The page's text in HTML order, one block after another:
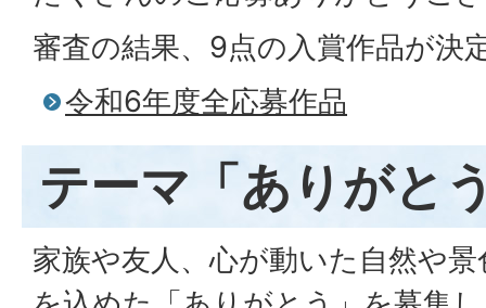
審査の結果、9点の入賞作品が決
令和6年度全応募作品
テーマ「ありがと
家族や友人、心が動いた自然や